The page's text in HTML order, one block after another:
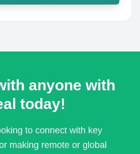
anyone with
today!
to connect with key
making remote or global